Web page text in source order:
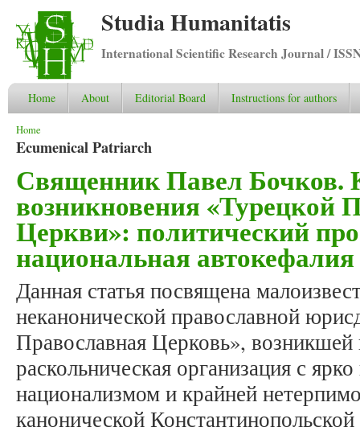
Studia Humanitatis
International Scientific Research Journal /
Home About Editorial Board Instructions for authors
You are here
Home
Ecumenical Patriarch
Священник Павел Бочков.
возникновения «Турецкой
Церкви»: политический
национальная автокефалия
Данная статья посвящена
неканонической православной
Православная Церковь», возникшей
раскольническая организация с
национализмом и крайней
канонической